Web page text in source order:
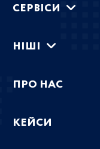
СЕРВIСИ
НIШI
ПРО НАС
КЕЙСИ